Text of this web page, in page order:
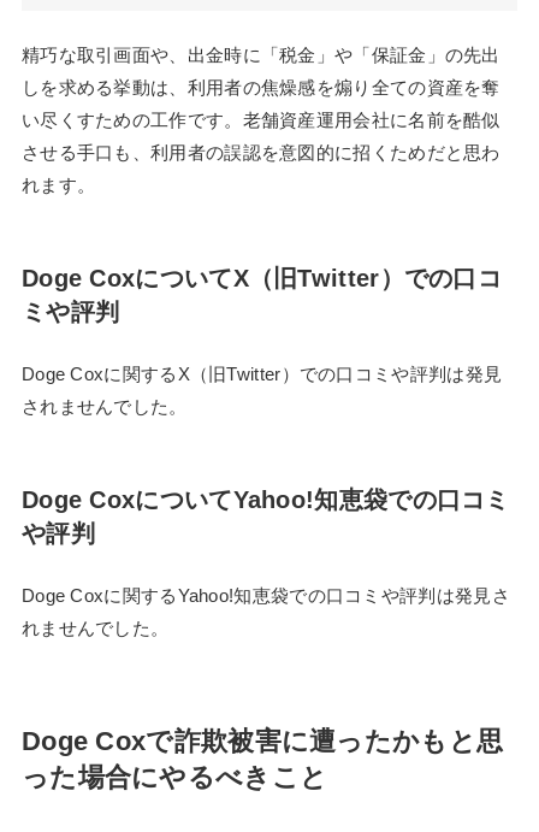
精巧な取引画面や、出金時に「税金」や「保証金」の先出
しを求める挙動は、利用者の焦燥感を煽り全ての資産を奪
い尽くすための工作です。老舗資産運用会社に名前を酷似
させる手口も、利用者の誤認を意図的に招くためだと思わ
れます。
Doge CoxについてX（旧Twitter）での口コ
ミや評判
Doge Coxに関するX（旧Twitter）での口コミや評判は発見
されませんでした。
Doge CoxについてYahoo!知恵袋での口コミ
や評判
Doge Coxに関するYahoo!知恵袋での口コミや評判は発見さ
れませんでした。
Doge Coxで詐欺被害に遭ったかもと思
った場合にやるべきこと